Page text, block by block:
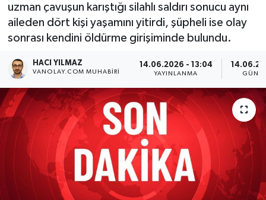
uzman çavuşun karıştığı silahlı saldırı sonucu aynı
aileden dört kişi yaşamını yitirdi, şüpheli ise olay
sonrası kendini öldürme girişiminde bulundu.
HACI YILMAZ
VANOLAY.COM MUHABIRI
14.06.2026 - 13:04
YAYINLANMA
Eğitim
RESMİ İLANLAR
Tüm Manşetler